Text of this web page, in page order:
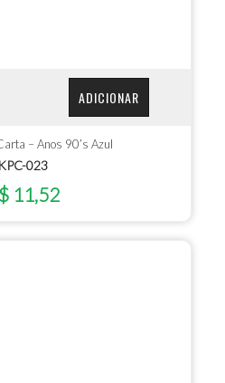
ADICIONAR
– Anos 90’s Azul
KPC-023
11,52